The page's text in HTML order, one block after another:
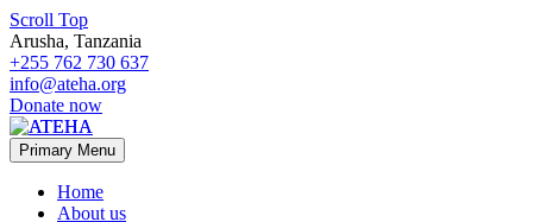
Scroll Top
Arusha, Tanzania
+255 762 730 637
info@ateha.org
Donate now
Primary Menu
Home
About us